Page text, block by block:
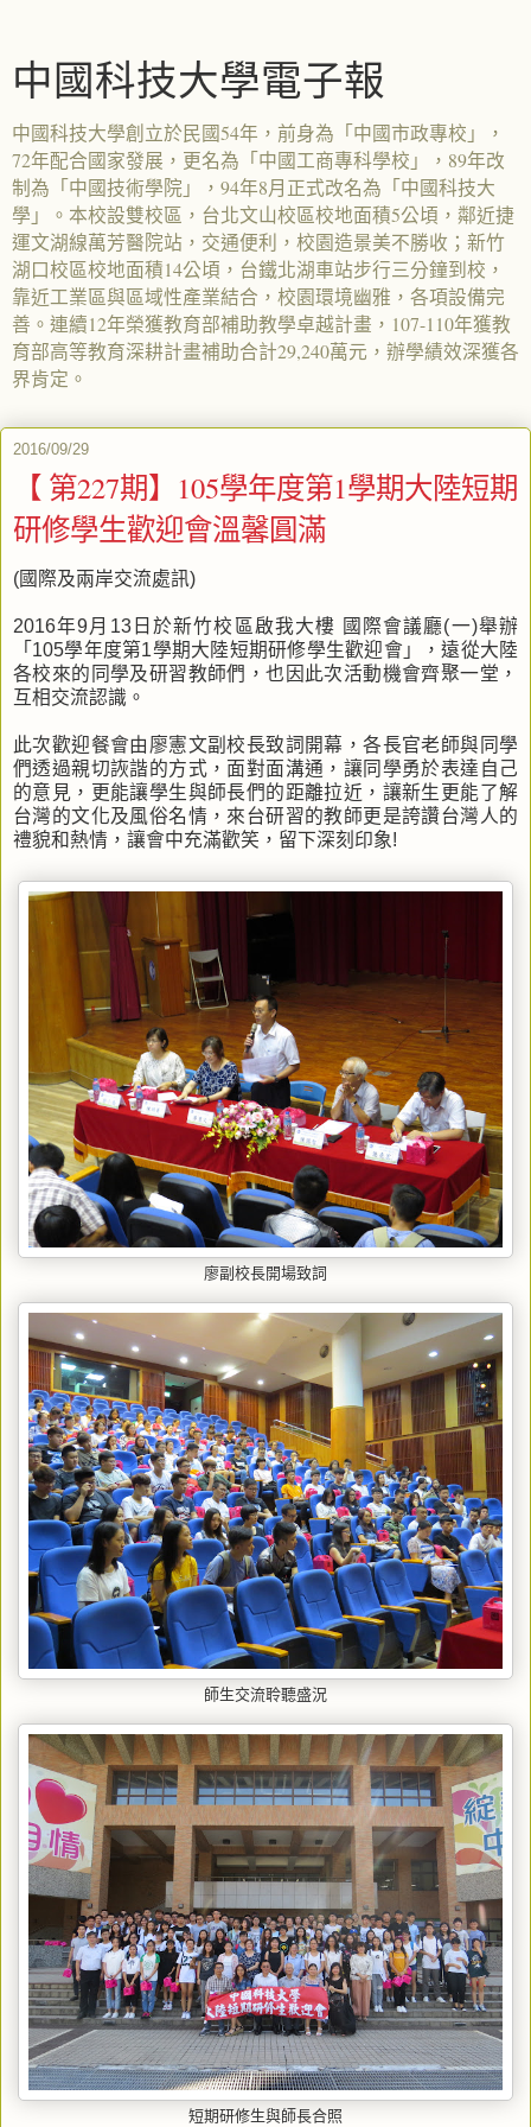
中國科技大學電子報
中國科技大學創立於民國54年，前身為「中國市政專校」，
72年配合國家發展，更名為「中國工商專科學校」，89年改
制為「中國技術學院」，94年8月正式改名為「中國科技大
學」。本校設雙校區，台北文山校區校地面積5公頃，鄰近捷
運文湖線萬芳醫院站，交通便利，校園造景美不勝收；新竹
湖口校區校地面積14公頃，台鐵北湖車站步行三分鐘到校，
靠近工業區與區域性產業結合，校園環境幽雅，各項設備完
善。連續12年榮獲教育部補助教學卓越計畫，107-110年獲教
育部高等教育深耕計畫補助合計29,240萬元，辦學績效深獲各
界肯定。
2016/09/29
【 第227期】105學年度第1學期大陸短期
研修學生歡迎會溫馨圓滿
(國際及兩岸交流處訊)
2016年9月13日於新竹校區啟我大樓 國際會議廳(一)舉辦
「105學年度第1學期大陸短期研修學生歡迎會」，遠從大陸
各校來的同學及研習教師們，也因此次活動機會齊聚一堂，
互相交流認識。
此次歡迎餐會由廖憲文副校長致詞開幕，各長官老師與同學
們透過親切詼諧的方式，面對面溝通，讓同學勇於表達自己
的意見，更能讓學生與師長們的距離拉近，讓新生更能了解
台灣的文化及風俗名情，來台研習的教師更是誇讚台灣人的
禮貌和熱情，讓會中充滿歡笑，留下深刻印象!
廖副校長開場致詞
師生交流聆聽盛況
短期研修生與師長合照